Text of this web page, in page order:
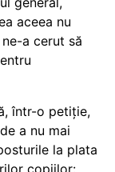
aceea nu
a cerut să
într-o petiție,
a nu mai
la plata